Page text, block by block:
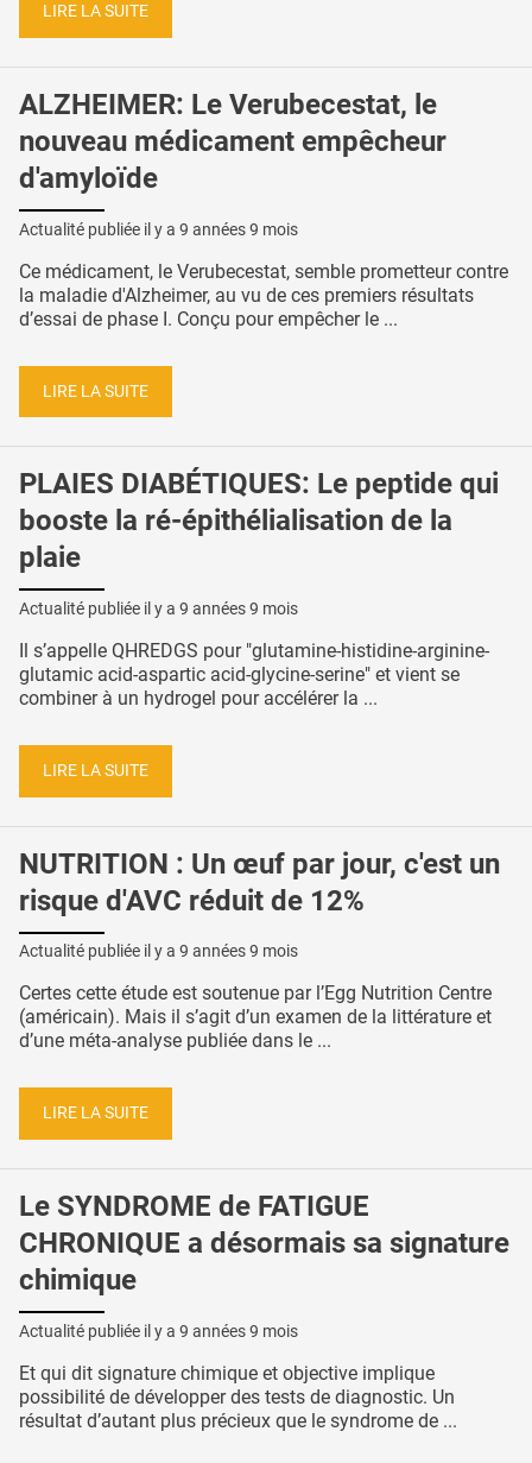
LIRE LA SUITE
ALZHEIMER: Le Verubecestat, le
nouveau médicament empêcheur
d'amyloïde
Actualité publiée il y a 9 années 9 mois
Ce médicament, le Verubecestat, semble prometteur contre
la maladie d'Alzheimer, au vu de ces premiers résultats
d’essai de phase I. Conçu pour empêcher le ...
LIRE LA SUITE
PLAIES DIABÉTIQUES: Le peptide qui
booste la ré-épithélialisation de la
plaie
Actualité publiée il y a 9 années 9 mois
Il s’appelle QHREDGS pour "glutamine-histidine-arginine-
glutamic acid-aspartic acid-glycine-serine" et vient se
combiner à un hydrogel pour accélérer la ...
LIRE LA SUITE
NUTRITION : Un œuf par jour, c'est un
risque d'AVC réduit de 12%
Actualité publiée il y a 9 années 9 mois
Certes cette étude est soutenue par l’Egg Nutrition Centre
(américain). Mais il s’agit d’un examen de la littérature et
d’une méta-analyse publiée dans le ...
LIRE LA SUITE
Le SYNDROME de FATIGUE
CHRONIQUE a désormais sa signature
chimique
Actualité publiée il y a 9 années 9 mois
Et qui dit signature chimique et objective implique
possibilité de développer des tests de diagnostic. Un
résultat d’autant plus précieux que le syndrome de ...